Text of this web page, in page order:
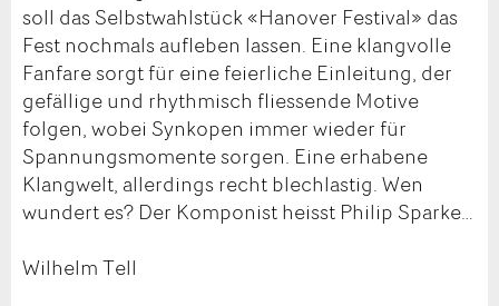
soll das Selbstwahlstück «Hanover Festival» das
Fest nochmals aufleben lassen. Eine klangvolle
Fanfare sorgt für eine feierliche Einleitung, der
gefällige und rhythmisch fliessende Motive
folgen, wobei Synkopen immer wieder für
Spannungsmomente sorgen. Eine erhabene
Klangwelt, allerdings recht blechlastig. Wen
wundert es? Der Komponist heisst Philip Sparke…
Wilhelm Tell